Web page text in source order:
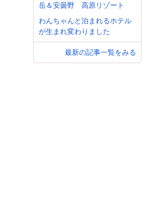
岳＆安曇野 高原リゾート
わんちゃんと泊まれるホテル
が生まれ変わりました
最新の記事一覧をみる